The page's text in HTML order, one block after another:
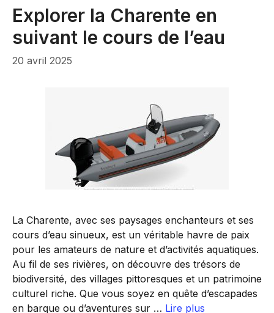
Explorer la Charente en
suivant le cours de l’eau
20 avril 2025
La Charente, avec ses paysages enchanteurs et ses
cours d’eau sinueux, est un véritable havre de paix
pour les amateurs de nature et d’activités aquatiques.
Au fil de ses rivières, on découvre des trésors de
biodiversité, des villages pittoresques et un patrimoine
culturel riche. Que vous soyez en quête d’escapades
en barque ou d’aventures sur … Lire plus